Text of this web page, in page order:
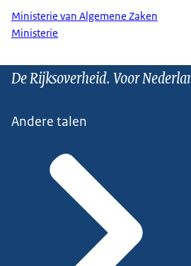
Ministerie van Algemene Zaken
Ministerie
De Rijksoverheid. Voor
Andere talen